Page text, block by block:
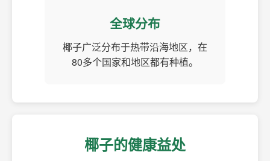
全球分布
椰子广泛分布于热带沿海地区，在
80多个国家和地区都有种植。
椰子的健康益处